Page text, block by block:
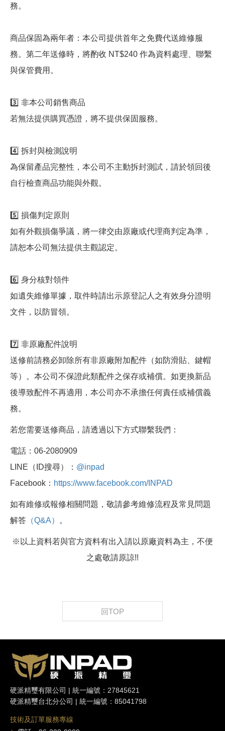
務。
商品保固為兩年者：本公司提供首年之免費代送維修服
務。第二年送修時，將酌收 NT$240 作為資料處理、聯繫
與保管費用。
3️⃣ 非本公司銷售商品
若無法提供購買憑證，將不提供保固服務。
4️⃣ 拆封與檢測說明
為保留產品完整性，本公司不主動拆封測試，請於領回後
自行檢查商品功能與外觀。
5️⃣ 損傷判定原則
如有外觀損傷爭議，將一律交由原廠或代理商判定為準，
請恕本公司無法提供主觀認定。
6️⃣ 身分核對領件
如遺失維修單據，取件時請出示原登記人之有效身分證明
文件，以防冒領。
7️⃣ 非原廠配件說明
送修前請務必卸除所有非原廠附加配件（如防滑貼、鍵帽
等）。本公司不保證此類配件之保存或補償。如更換新品
後導致配件不再適用，本公司亦不承擔任何責任或補償義
務。
若您需要送修商品，請透過以下方式聯繫我們：
電話：06-2080909
LINE（ID搜尋）： @inpad
Facebook： https://www.facebook.com/INPAD
如有維修或報修相關問題，敬請參考維修流程及常見問題
解答 （Q&A） 。
※以上資料若與官方資料有出入請以原廠資料為主，不便
之處敬請原諒!!
回TOP
硬派精璽有限公司 | 統一編號：27845621
硬派精璽台北分公司 | 統一編號：85041798
技術及訂單服務專線